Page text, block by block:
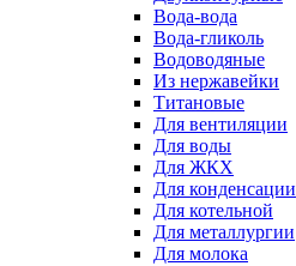
Вода-вода
Вода-гликоль
Водоводяные
Из нержавейки
Титановые
Для вентиляции
Для воды
Для ЖКХ
Для конденсации
Для котельной
Для металлургии
Для молока